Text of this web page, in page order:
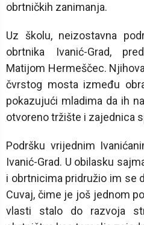
obrtničkih zanimanja.
Uz školu, neizostavna
obrtnika Ivanić-Grad,
Matijom Hermeščec.
čvrstog mosta između
pokazujući mladima da ih
otvoreno tržište i zajednica
Podršku vrijednim
Ivanić-Grad. U obilasku
i obrtnicima pridružio im se
Cuvaj, čime je još jednom
vlasti stalo do razvoja